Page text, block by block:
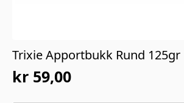
Trixie Apportbukk Rund 125gr
kr 59,00